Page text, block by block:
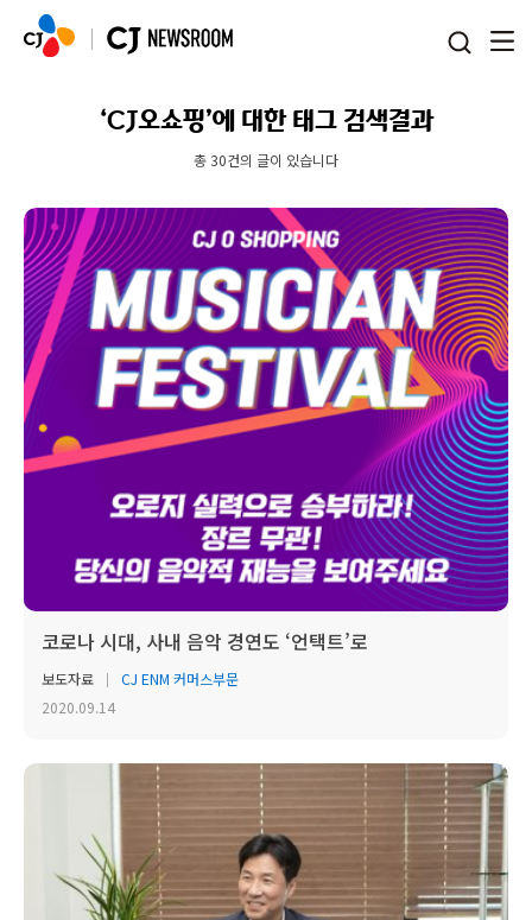
‘CJ오쇼핑’에 대한 태그 검색결과
총 30건의 글이 있습니다
코로나 시대, 사내 음악 경연도 ‘언택트’로
보도자료
CJ ENM 커머스부문
2020.09.14